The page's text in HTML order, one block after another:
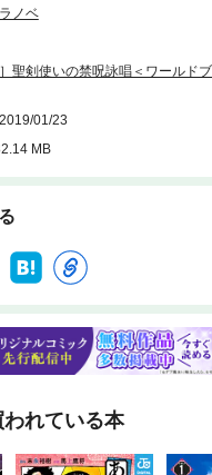
！「聖剣使いの禁呪詠唱＜ワー
めご了承ください
ノベ
］聖剣使いの禁呪詠唱＜ワールド
2019/01/23
MB
れている本